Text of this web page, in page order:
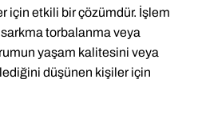
için etkili bir çözümdür. İşlem
torbalanma veya
yaşam kalitesini veya
düşünen kişiler için